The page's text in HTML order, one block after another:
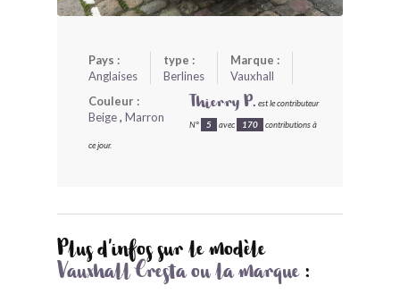
Pays :
Anglaises
type :
Berlines
Marque :
Vauxhall
Couleur :
Beige, Marron
Thierry P. est le contributeur
N° 5 avec 170 contributions à
ce jour.
Plus d'infos sur le modèle
Vauxhall Cresta ou la marque: